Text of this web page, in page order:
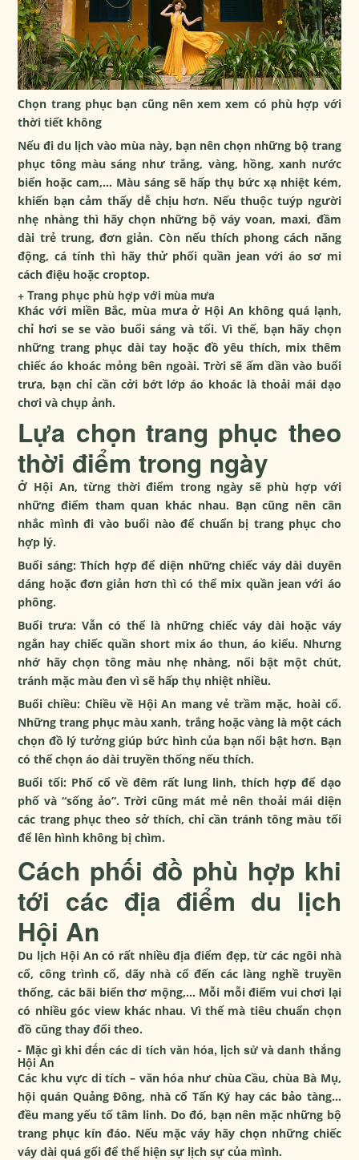
Chọn trang phục bạn cũng nên xem xem có phù hợp với
thời tiết không
Nếu đi du lịch vào mùa này, bạn nên chọn những bộ trang
phục tông màu sáng như trắng, vàng, hồng, xanh nước
biển hoặc cam,… Màu sáng sẽ hấp thụ bức xạ nhiệt kém,
khiến bạn cảm thấy dễ chịu hơn. Nếu thuộc tuýp người
nhẹ nhàng thì hãy chọn những bộ váy voan, maxi, đầm
dài trẻ trung, đơn giản. Còn nếu thích phong cách năng
động, cá tính thì hãy thử phối quần jean với áo sơ mi
cách điệu hoặc croptop.
+ Trang phục phù hợp với mùa mưa
Khác với miền Bắc, mùa mưa ở Hội An không quá lạnh,
chỉ hơi se se vào buổi sáng và tối. Vì thế, bạn hãy chọn
những trang phục dài tay hoặc đồ yêu thích, mix thêm
chiếc áo khoác mỏng bên ngoài. Trời sẽ ấm dần vào buổi
trưa, bạn chỉ cần cởi bớt lớp áo khoác là thoải mái dạo
chơi và chụp ảnh.
Lựa chọn trang phục theo
thời điểm trong ngày
Ở Hội An, từng thời điểm trong ngày sẽ phù hợp với
những điểm tham quan khác nhau. Bạn cũng nên cân
nhắc mình đi vào buổi nào để chuẩn bị trang phục cho
hợp lý.
Buổi sáng: Thích hợp để diện những chiếc váy dài duyên
dáng hoặc đơn giản hơn thì có thể mix quần jean với áo
phông.
Buổi trưa: Vẫn có thể là những chiếc váy dài hoặc váy
ngắn hay chiếc quần short mix áo thun, áo kiểu. Nhưng
nhớ hãy chọn tông màu nhẹ nhàng, nổi bật một chút,
tránh mặc màu đen vì sẽ hấp thụ nhiệt nhiều.
Buổi chiều: Chiều về Hội An mang vẻ trầm mặc, hoài cổ.
Những trang phục màu xanh, trắng hoặc vàng là một cách
chọn đồ lý tưởng giúp bức hình của bạn nổi bật hơn. Bạn
có thể chọn áo dài truyền thống nếu thích.
Buổi tối: Phố cổ về đêm rất lung linh, thích hợp để dạo
phố và “sống ảo”. Trời cũng mát mẻ nên thoải mái diện
các trang phục theo sở thích, chỉ cần tránh tông màu tối
để lên hình không bị chìm.
Cách phối đồ phù hợp khi
tới các địa điểm du lịch
Hội An
Du lịch Hội An có rất nhiều địa điểm đẹp, từ các ngôi nhà
cổ, công trình cổ, dãy nhà cổ đến các làng nghề truyền
thống, các bãi biển thơ mộng,… Mỗi mỗi điểm vui chơi lại
có nhiều góc view khác nhau. Vì thế mà tiêu chuẩn chọn
đồ cũng thay đổi theo.
- Mặc gì khi đến các di tích văn hóa, lịch sử và danh thắng
Hội An
Các khu vực di tích – văn hóa như chùa Cầu, chùa Bà Mụ,
hội quán Quảng Đông, nhà cổ Tấn Ký hay các bảo tàng…
đều mang yếu tố tâm linh. Do đó, bạn nên mặc những bộ
trang phục kín đáo. Nếu mặc váy hãy chọn những chiếc
váy dài quá gối để thể hiện sự lịch sự của mình.